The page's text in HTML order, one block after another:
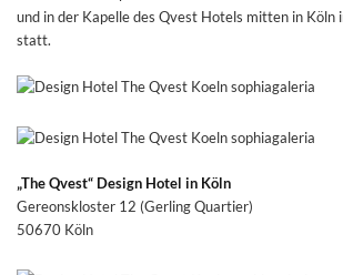
und in der Kapelle des Qvest Hotels mitten in Köln
statt.
„The Qvest“ Design Hotel in Köln
Gereonskloster 12 (Gerling Quartier)
50670 Köln